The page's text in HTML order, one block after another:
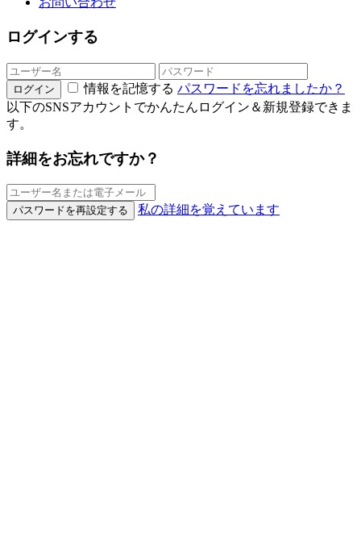
ログインする
ログイン 情報を記憶する パスワードを忘れましたか？
以下のSNSアカウントでかんたんログイン＆新規登録できま
す。
詳細をお忘れですか？
パスワードを再設定する 私の詳細を覚えています